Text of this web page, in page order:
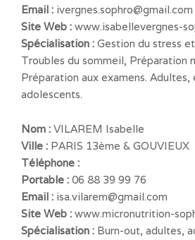
Email : ivergnes.sophro@gmail.com
Site Web : www.isabellevergnes-
Spécialisation : Gestion du stress
Troubles du sommeil, Préparation
Préparation aux examens.
adolescents.
Nom : VILAREM Isabelle
Ville : PARIS 13ème & GOUVIEUX
Téléphone :
Portable : 06 88 39 99 76
Email : isa.vilarem@gmail.com
Site Web : www.micronutrition-
Spécialisation : Burn-out, adultes,